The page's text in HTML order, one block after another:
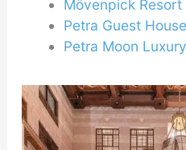
Mövenpick Resort
Petra Guest
Petra Moon